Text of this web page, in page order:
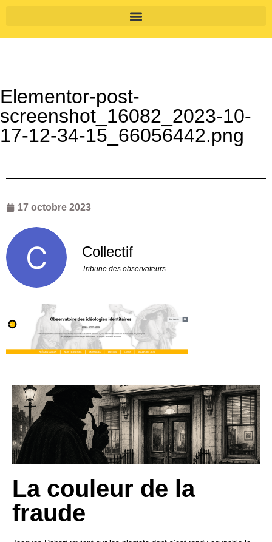
Elementor-post-
screenshot_16082_2023-10-
17-12-34-15_66056442.png
17 octobre 2023
Collectif
Tribune des observateurs
La couleur de la
fraude